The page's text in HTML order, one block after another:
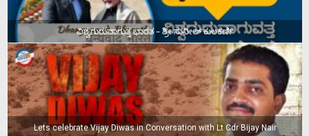
ವಿಶ್ವಗುರುವಾಗುತ್ತ ಭಾರತ – ಶ್ರೀ ಸುನೀಲ್‌ ಕುಲಕರ್ಣಿ
Lets celebrate Vijay Diwas in Conversation with Lt Cdr Bijay Nair